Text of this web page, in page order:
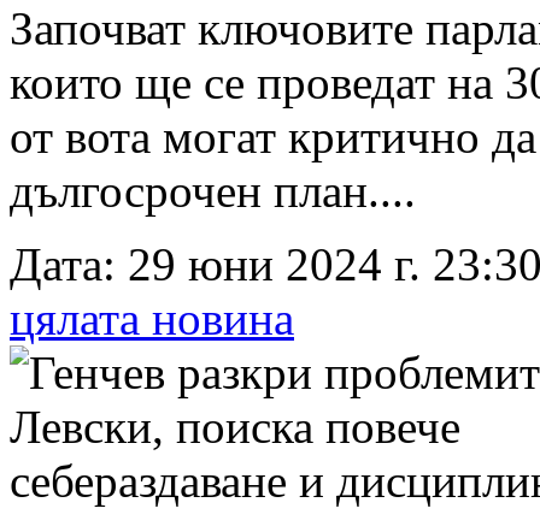
Започват ключовите
които ще се проведат на
от вота могат критично
дългосрочен план....
Дата: 29 юни 2024 г.
цялата новина